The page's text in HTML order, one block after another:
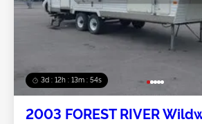
3d : 12h : 13m : 52s
2003 FOREST RIVER